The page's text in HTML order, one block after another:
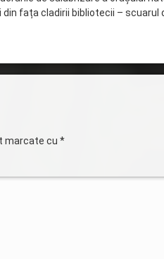
fața cladirii bibliotecii –
marcate cu*